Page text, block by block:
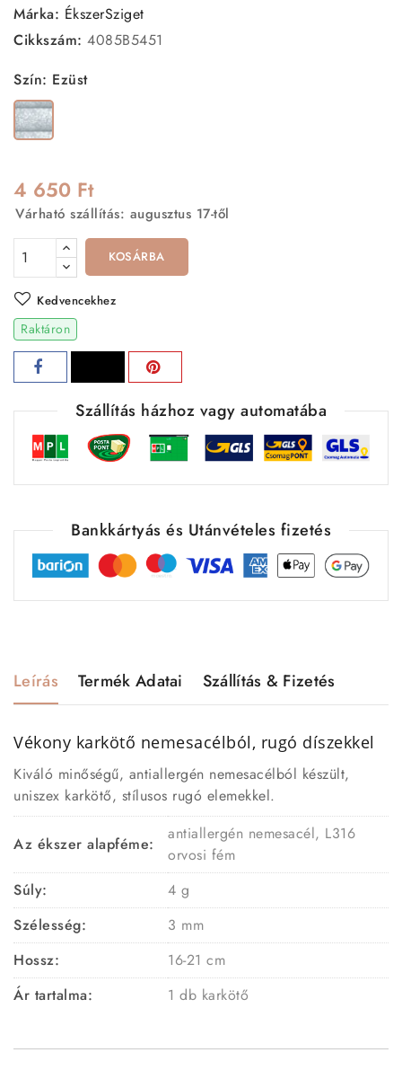
Márka: ÉkszerSziget
Cikkszám: 4085B5451
Szín: Ezüst
Ezüst
4 650 Ft
Várható szállítás: augusztus 17-től
KOSÁRBA
Kedvencekhez
Raktáron
Szállítás házhoz vagy automatába
Bankkártyás és Utánvételes fizetés
Leírás Termék Adatai Szállítás & Fizetés
Vékony karkötő nemesacélból, rugó díszekkel
Kiváló minőségű, antiallergén nemesacélból készült,
uniszex karkötő, stílusos rugó elemekkel.
Az ékszer alapféme:
antiallergén nemesacél, L316
orvosi fém
Súly:
4 g
Szélesség:
3 mm
Hossz:
16-21 cm
Ár tartalma:
1 db karkötő